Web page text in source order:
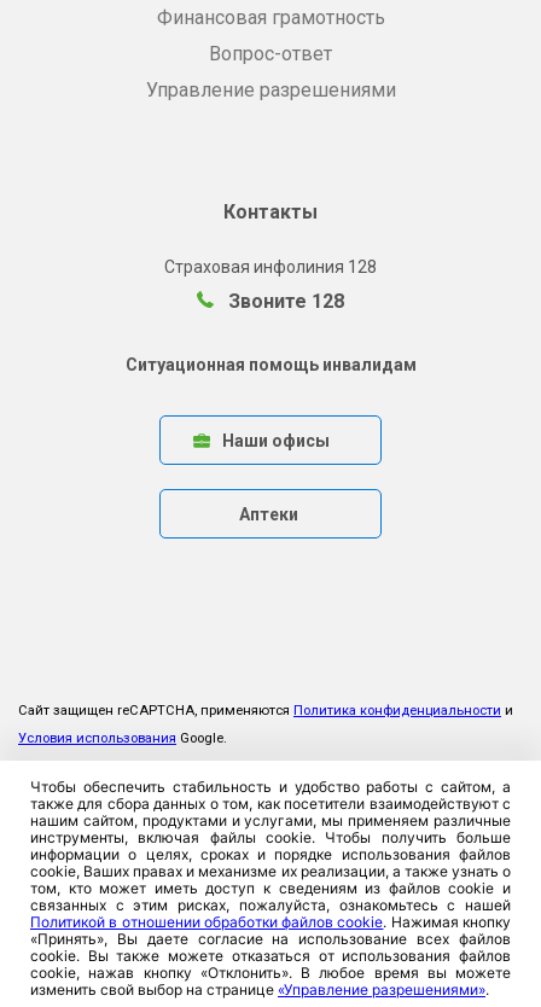
Финансовая грамотность
Вопрос-ответ
Управление разрешениями
Контакты
Страховая инфолиния 128
Звоните 128
Ситуационная помощь инвалидам
Наши офисы
Аптеки
Сайт защищен reCAPTCHA, применяются Политика конфиденциальности и
Условия использования Google.
Чтобы обеспечить стабильность и удобство работы с сайтом, а
также для сбора данных о том, как посетители взаимодействуют с
нашим сайтом, продуктами и услугами, мы применяем различные
инструменты, включая файлы cookie. Чтобы получить больше
информации о целях, сроках и порядке использования файлов
cookie, Ваших правах и механизме их реализации, а также узнать о
том, кто может иметь доступ к сведениям из файлов cookie и
связанных с этим рисках, пожалуйста, ознакомьтесь с нашей
Политикой в отношении обработки файлов cookie. Нажимая кнопку
«Принять», Вы даете согласие на использование всех файлов
cookie. Вы также можете отказаться от использования файлов
cookie, нажав кнопку «Отклонить». В любое время вы можете
изменить свой выбор на странице «Управление разрешениями».